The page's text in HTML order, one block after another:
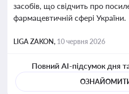
засобів, що свідчить про
фармацевтичній сфері України.
LIGA ZAKON, 10 червня 2026
Повний AI-підсумок дня